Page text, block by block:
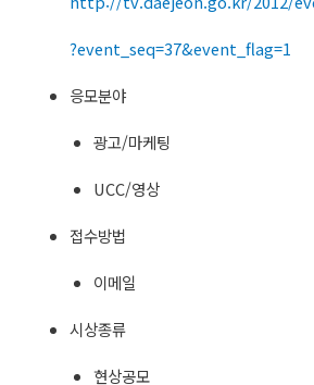
?event_seq=37&event_flag=1
응모분야
광고/마케팅
UCC/영상
접수방법
이메일
시상종류
현상공모